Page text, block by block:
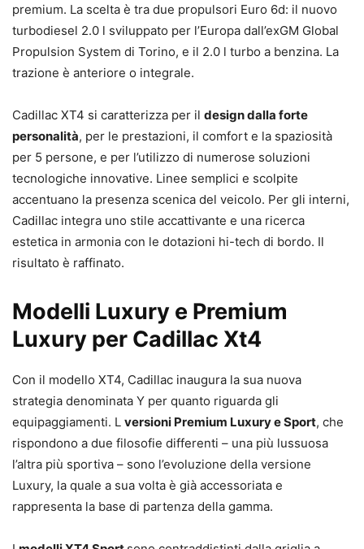
premium. La scelta è tra due propulsori Euro 6d: il nuovo
turbodiesel 2.0 l sviluppato per l’Europa dall’exGM Global
Propulsion System di Torino, e il 2.0 l turbo a benzina. La
trazione è anteriore o integrale.
Cadillac XT4 si caratterizza per il design dalla forte
personalità, per le prestazioni, il comfort e la spaziosità
per 5 persone, e per l’utilizzo di numerose soluzioni
tecnologiche innovative. Linee semplici e scolpite
accentuano la presenza scenica del veicolo. Per gli interni,
Cadillac integra uno stile accattivante e una ricerca
estetica in armonia con le dotazioni hi-tech di bordo. Il
risultato è raffinato.
Modelli Luxury e Premium
Luxury per Cadillac Xt4
Con il modello XT4, Cadillac inaugura la sua nuova
strategia denominata Y per quanto riguarda gli
equipaggiamenti. L versioni Premium Luxury e Sport, che
rispondono a due filosofie differenti – una più lussuosa
l’altra più sportiva – sono l’evoluzione della versione
Luxury, la quale a sua volta è già accessoriata e
rappresenta la base di partenza della gamma.